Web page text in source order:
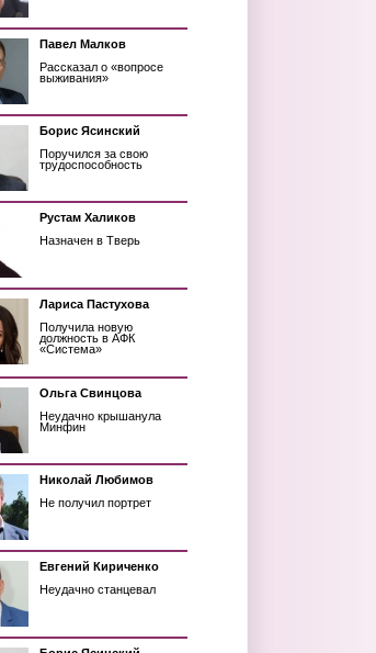
Павел Малков
Рассказал о «вопросе
выживания»
Борис Ясинский
Поручился за свою
трудоспособность
Рустам Халиков
Назначен в Тверь
Лариса Пастухова
Получила новую
должность в АФК
«Система»
Ольга Свинцова
Неудачно крышанула
Минфин
Николай Любимов
Не получил портрет
Евгений Кириченко
Неудачно станцевал